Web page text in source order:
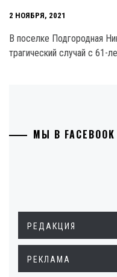
2 НОЯБРЯ, 2021
В поселке Подгородная
трагический случай с 61-
МЫ В FACEBOOK
РЕДАКЦИЯ
РЕКЛАМА